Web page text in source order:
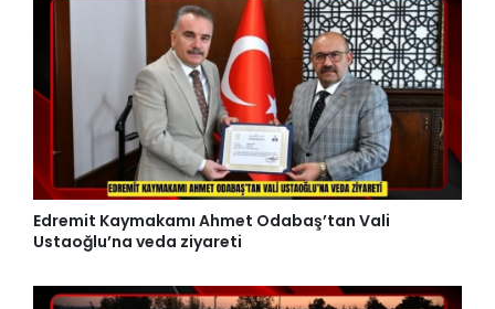
Edremit Kaymakamı Ahmet Odabaş’tan Vali
Ustaoğlu’na veda ziyareti